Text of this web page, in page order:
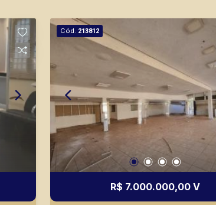
Cód. 213812
R$ 7.000.000,00 V